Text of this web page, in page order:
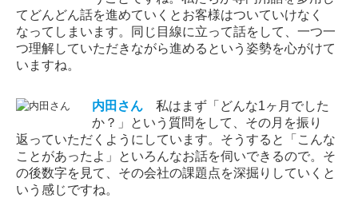
てどんどん話を進めていくとお客様はついていけなく
なってしまいます。同じ目線に立って話をして、一つ一
つ理解していただきながら進めるという姿勢を心がけて
いますね。
内田 さん私はまず「どんな1ヶ月でした
か？」という質問をして、その月を振り
返っていただくようにしています。そうすると「こんな
ことがあったよ」といろんなお話を伺いできるので。そ
の後数字を見て、その会社の課題点を深掘りしていくと
いう感じですね。